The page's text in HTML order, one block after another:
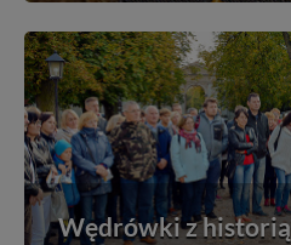
Wędrówki z historią